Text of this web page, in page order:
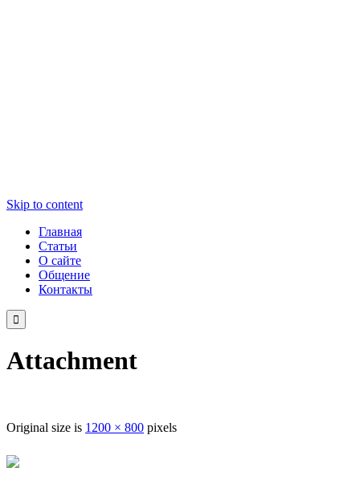
Skip to content
Главная
Статьи
О сайте
Общение
Контакты

Attachment
Original size is 1200 × 800 pixels